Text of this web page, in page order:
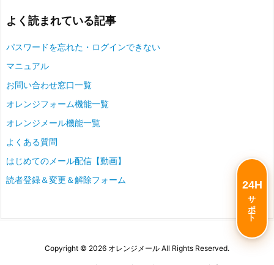
よく読まれている記事
パスワードを忘れた・ログインできない
マニュアル
お問い合わせ窓口一覧
オレンジフォーム機能一覧
オレンジメール機能一覧
よくある質問
はじめてのメール配信【動画】
読者登録＆変更＆解除フォーム
Copyright © 2026 オレンジメール All Rights Reserved.
24H
サポート